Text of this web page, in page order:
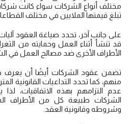
مختلف أنواع الشركات سواء كانت
تبلغ قيمتها الملايين في مختلف
على جانب آخر، تحدد صياغة العقود
قد تنشأ أثناء العمل وحمايته من
الأطراف الأخرى ضد مصالح العمل في
تضمن عقود الشركات أيضًا أن يعرف
منهم، كما تحدد التداعيات القانونية
عدم التزامهم بهذه الاتفاقيات،
الشركات طبيعة كل من الأطراف
وشروطه وقانونية العقد.